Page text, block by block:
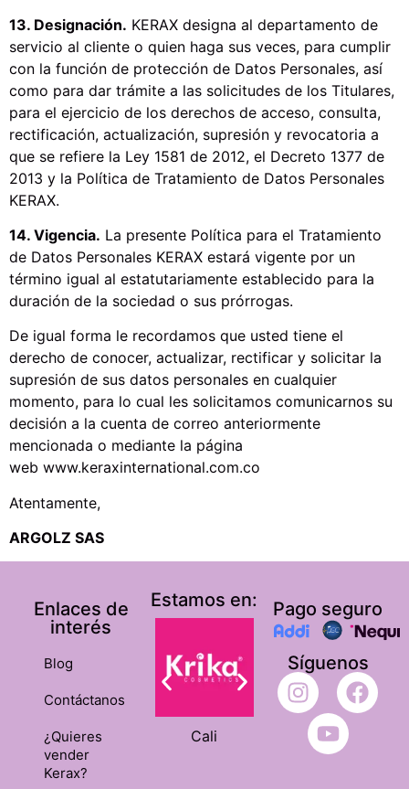
13. Designación. KERAX designa al departamento de
servicio al cliente o quien haga sus veces, para cumplir
con la función de protección de Datos Personales, así
como para dar trámite a las solicitudes de los Titulares,
para el ejercicio de los derechos de acceso, consulta,
rectificación, actualización, supresión y revocatoria a
que se refiere la Ley 1581 de 2012, el Decreto 1377 de
2013 y la Política de Tratamiento de Datos Personales
KERAX.
14. Vigencia. La presente Política para el Tratamiento
de Datos Personales KERAX estará vigente por un
término igual al estatutariamente establecido para la
duración de la sociedad o sus prórrogas.
De igual forma le recordamos que usted tiene el
derecho de conocer, actualizar, rectificar y solicitar la
supresión de sus datos personales en cualquier
momento, para lo cual les solicitamos comunicarnos su
decisión a la cuenta de correo anteriormente
mencionada o mediante la página
web www.keraxinternational.com.co
Atentamente,
ARGOLZ SAS
Enlaces de
interés
Blog
Contáctanos
¿Quieres
vender
Kerax?
Estamos en:
Cali Ibagué
Pago seguro
Síguenos